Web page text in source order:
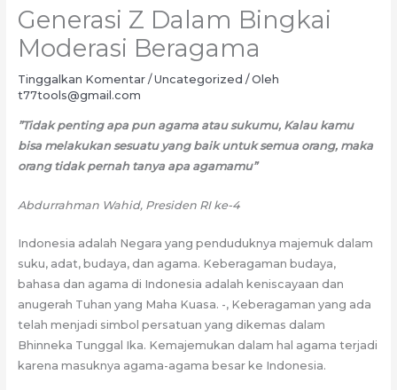
Generasi Z Dalam Bingkai
Moderasi Beragama
Tinggalkan Komentar /Uncategorized / Oleh
t77tools@gmail.com
”Tidak penting apa pun agama atau sukumu, Kalau kamu
bisa melakukan sesuatu yang baik untuk semua orang, maka
orang tidak pernah tanya apa agamamu”
Abdurrahman Wahid, Presiden RI ke-4
Indonesia adalah Negara yang penduduknya majemuk dalam
suku, adat, budaya, dan agama. Keberagaman budaya,
bahasa dan agama di Indonesia adalah keniscayaan dan
anugerah Tuhan yang Maha Kuasa. -, Keberagaman yang ada
telah menjadi simbol persatuan yang dikemas dalam
Bhinneka Tunggal Ika. Kemajemukan dalam hal agama terjadi
karena masuknya agama-agama besar ke Indonesia.